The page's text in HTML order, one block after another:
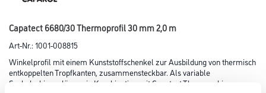
Capatect 6680/30 Thermoprofil 30 mm 2,0 m
Art-Nr.:1001-008815
Winkelprofil mit einem Kunststoffschenkel zur Ausbildung von thermisch
entkoppelten Tropfkanten, zusammensteckbar. Als variable
Sockelschienenlösung in Kombination mit Capatect Thermoschienen